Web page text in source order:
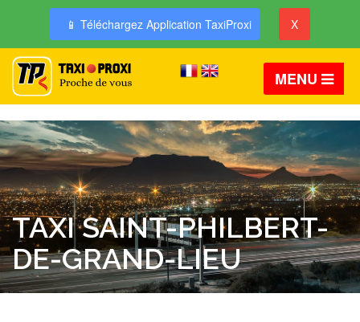
📱 Téléchargez Application TaxiProxi X
MENU
TAXI SAINT-PHILBERT-
DE-GRAND-LIEU